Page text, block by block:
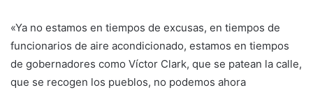
«Ya no estamos en tiempos de excusas, en tiempos de
funcionarios de aire acondicionado, estamos en tiempos
de gobernadores como Víctor Clark, que se patean la calle,
que se recogen los pueblos, no podemos ahora